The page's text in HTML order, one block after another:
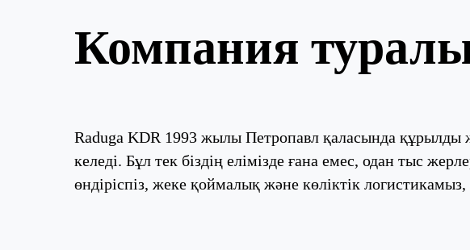
Компания
Raduga KDR 1993 жылы Петропавл қаласында
келеді. Бұл тек біздің елімізде ғана емес, одан тыс
өндіріспіз, жеке қоймалық және көліктік